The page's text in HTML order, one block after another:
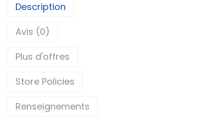
Description
Avis (0)
Plus d'offres
Store Policies
Renseignements